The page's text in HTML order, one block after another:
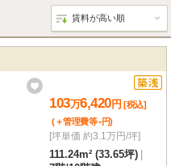
103万6,420円 [税込]
(＋管理費等-円)
[坪単価 約3.1万円/坪]
111.24m² (33.65坪)